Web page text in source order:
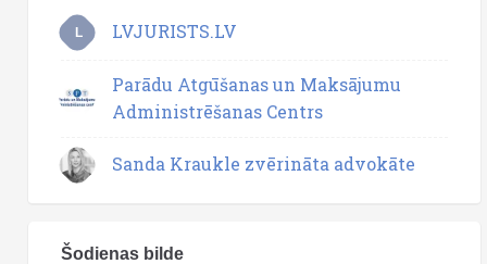
L LVJURISTS.LV
Parādu Atgūšanas un Maksājumu
Administrēšanas Centrs
Sanda Kraukle zvērināta advokāte
Šodienas bilde